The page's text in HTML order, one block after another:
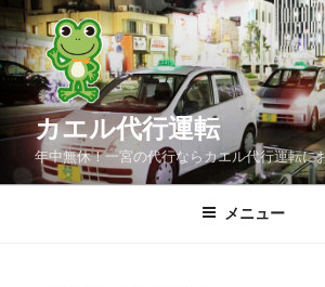
コ
ン
テ
ス
カエル代行運転
年中無休！一宮の代行ならカエル代行運転に
メニュー